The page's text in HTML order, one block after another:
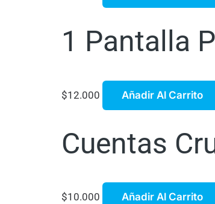
1 Pantalla
$12.000 Añadir Al Carrito
Cuentas
$10.000 Añadir Al Carrito